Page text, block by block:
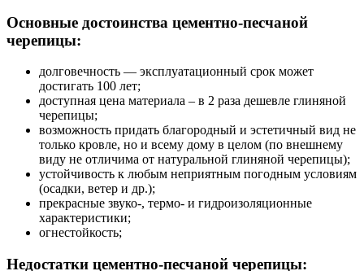
Основные достоинства цементно-песчаной
черепицы:
долговечность — эксплуатационный срок может
достигать 100 лет;
доступная цена материала – в 2 раза дешевле глиняной
черепицы;
возможность придать благородный и эстетичный вид не
только кровле, но и всему дому в целом (по внешнему
виду не отличима от натуральной глиняной черепицы);
устойчивость к любым неприятным погодным условиям
(осадки, ветер и др.);
прекрасные звуко‑, термо- и гидроизоляционные
характеристики;
огнестойкость;
Недостатки цементно-песчаной черепицы: